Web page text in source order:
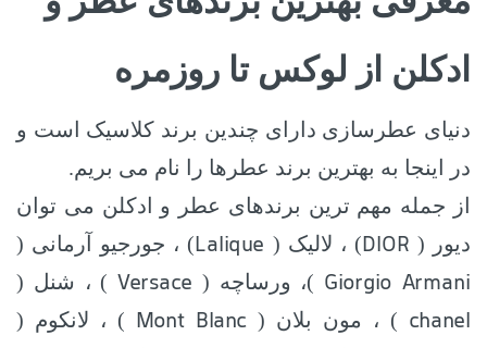
ادکلن از لوکس تا روزمره
دنیای عطرسازی دارای چندین برند کلاسیک است و
در اینجا به بهترین برند عطرها را نام می بریم.
از جمله مهم ترین برندهای عطر و ادکلن می توان
دیور ( DIOR) ، لالیک ( Lalique) ، جورجیو آرمانی (
Giorgio Armani )، ورساچه ( Versace) ، شنل (
chanel ) ، مون بلان ( Mont Blanc ) ، لانکوم (